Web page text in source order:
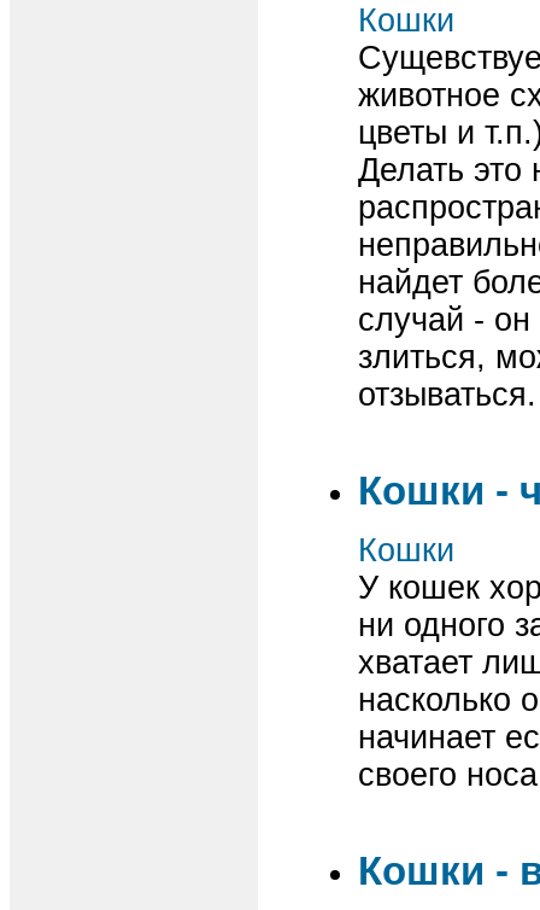
Кошки
животное
цветы и
Делать
найдет
случай - он
злиться,
отзываться.
Кошки -
Кошки
У кошек
ни одного
хватает
насколько
начинает
своего
Кошки -